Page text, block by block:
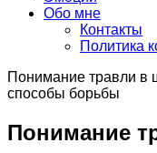
Обо мне
Контакты
Политика
Понимание травли в
способы борьбы
Понимание